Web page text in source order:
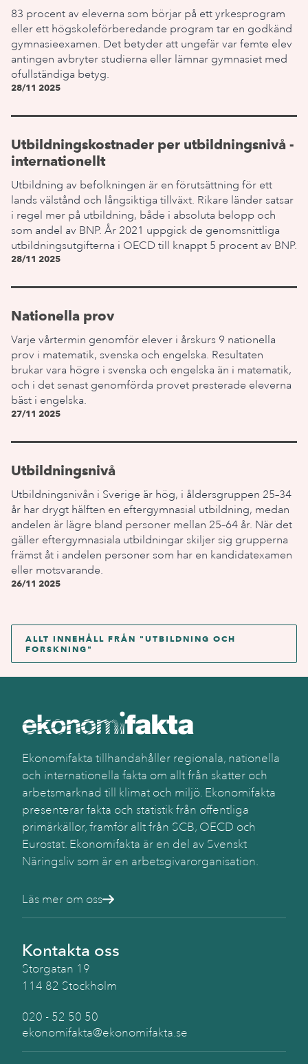
83 procent av eleverna som börjar på ett yrkesprogram
eller ett högskoleförberedande program tar en godkänd
gymnasieexamen. Det betyder att ungefär var femte elev
antingen avbryter studierna eller lämnar gymnasiet med
ofullständiga betyg.
28/11 2025
Utbildningskostnader per utbildningsnivå -
internationellt
Utbildning av befolkningen är en förutsättning för ett
lands välstånd och långsiktiga tillväxt. Rikare länder satsar
i regel mer på utbildning, både i absoluta belopp och
som andel av BNP. År 2021 uppgick de genomsnittliga
utbildningsutgifterna i OECD till knappt 5 procent av BNP.
28/11 2025
Nationella prov
Varje vårtermin genomför elever i årskurs 9 nationella
prov i matematik, svenska och engelska. Resultaten
brukar vara högre i svenska och engelska än i matematik,
och i det senast genomförda provet presterade eleverna
bäst i engelska.
27/11 2025
Utbildningsnivå
Utbildningsnivån i Sverige är hög, i åldersgruppen 25–34
år har drygt hälften en eftergymnasial utbildning, medan
andelen är lägre bland personer mellan 25–64 år. När det
gäller eftergymnasiala utbildningar skiljer sig grupperna
främst åt i andelen personer som har en kandidatexamen
eller motsvarande.
26/11 2025
ALLT INNEHÅLL FRÅN " UTBILDNING OCH
FORSKNING "
Ekonomifakta tillhandahåller regionala, nationella
och internationella fakta om allt från skatter och
arbetsmarknad till klimat och miljö. Ekonomifakta
presenterar fakta och statistik från offentliga
primärkällor, framför allt från SCB, OECD och
Eurostat. Ekonomifakta är en del av Svenskt
Näringsliv som är en arbetsgivarorganisation.
Läs mer om oss
Kontakta oss
Storgatan 19
114 82 Stockholm
020 - 52 50 50
ekonomifakta@ekonomifakta.se